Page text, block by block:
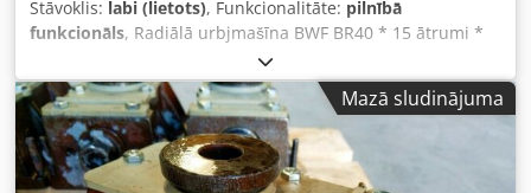
Stāvoklis: labi (lietots), Funkcionalitāte: pilnībā
funkcionāls, Radiālā urbjmašīna BWF BR40 * 15 ātrumi *
Minimālais ātrums: 22,4 apgr./min * Maksimālais
apgriezienu skaits: 2800 apgr./min T veida rievas galds: *
Garums: 1600 mm * Platums: 800 mm Iekārtas izmēri: *
Garums: 2500 mm * Augstums: 2800 mm Dkedpfx Ajviu
Nmoptjr * Platums: 1000 mm
Mazā sludinājuma